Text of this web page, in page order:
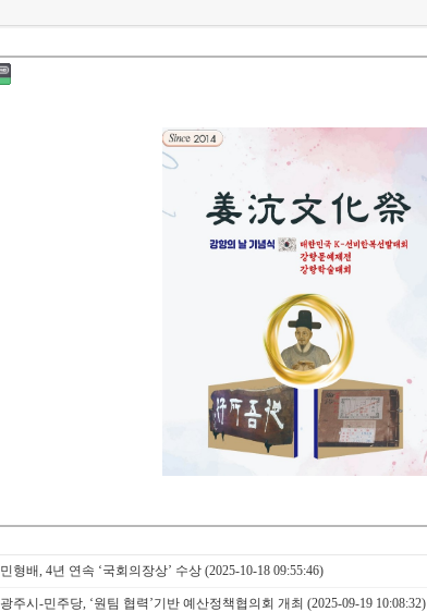
민형배, 4년 연속 ‘국회의장상’ 수상 (2025-10-18 09:55:46)
광주시-민주당, ‘원팀 협력’기반 예산정책협의회 개최 (2025-09-19 10:08:32)